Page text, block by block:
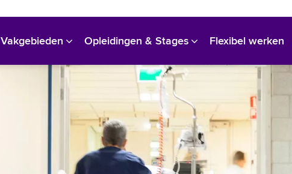
Vakgebieden Opleidingen & Stages Flexibel werken